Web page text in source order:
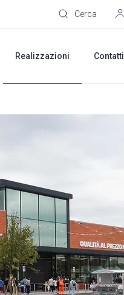
Cerca
Realizzazioni Contatti